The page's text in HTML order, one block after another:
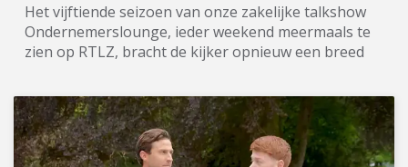
Het vijftiende seizoen van onze zakelijke talkshow
Ondernemerslounge, ieder weekend meermaals te
zien op RTLZ, bracht de kijker opnieuw een breed
gebied van ondernemerschap, investeren en
genieten van het leven. Onze studio in het koetshuis
van Kasteel Hoekelum werd hierbij zoals altijd
ingericht met het statige meubilair van Jan Frantzen.